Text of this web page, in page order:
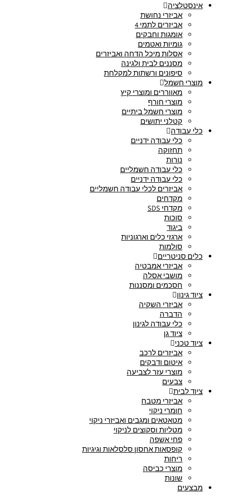
אינסטלציה
אביזרי נחושת
אביזרים לתמי 4
אומגות וחבקים
גומיות ואטמים
אסלות מיכל הדחה ואביזרים
מסננים לבית ולגינה
סיפונים ורשתות למקלחת
מוצרי חשמל
מאווררים ומוצרי קיץ
מוצרי חורף
מוצרי חשמל ביתיים
קטלני יתושים
כלי עבודה
כלי עבודה ידניים
תחזוקה
נורות
כלי עבודה חשמליים
כלי עבודה ידניים
אביזרים לכלי עבודה חשמליים
מקדחים
מקדחי SDS
סוכות
ביגוד
ארגזי כלים וארגוניות
סולמות
כלים סניטריים
אביזרי אמבטיה
מושבי אסלה
חסכמים ומסננות
ציוד גינון
אביזרי השקיה
הדברה
כלי עבודה לגינון
ציוד גן
ציוד טכני
אביזרים לרכב
איטום ודבקים
מוצרי עזר לצביעה
צבעים
ציוד לבית
אביזרי מטבח
חומרי ניקוי
מטאטאים ומגבים ואביזרי ניקוי
מטליות וסקוצים לניקוי
פחי אשפה
קופסאות אחסון סלסלאות וגיגיות
ריחות
מוצרי כביסה
שונות
מבצעים